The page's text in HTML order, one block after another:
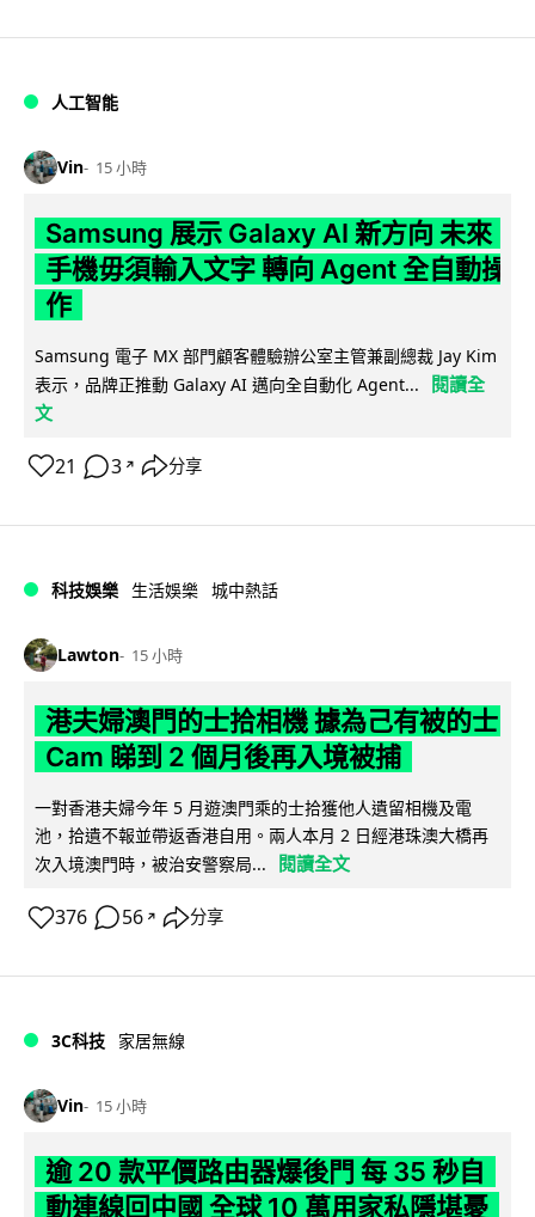
人工智能
Vin 15 小時
Samsung 展示 Galaxy AI 新方向 未來
手機毋須輸入文字 轉向 Agent 全自動操
作
Samsung 電子 MX 部門顧客體驗辦公室主管兼副總裁 Jay Kim
表示，品牌正推動 Galaxy AI 邁向全自動化 Agent...
閱讀全
文
21 3 ↗ 分享
科技娛樂 生活娛樂 城中熱話
Lawton 15 小時
港夫婦澳門的士拾相機 據為己有被的士
Cam 睇到 2 個月後再入境被捕
一對香港夫婦今年 5 月遊澳門乘的士拾獲他人遺留相機及電
池，拾遺不報並帶返香港自用。兩人本月 2 日經港珠澳大橋再
次入境澳門時，被治安警察局...
閱讀全文
376 56 ↗ 分享
3C科技 家居無線
Vin 15 小時
逾 20 款平價路由器爆後門 每 35 秒自
動連線回中國 全球 10 萬用家私隱堪憂